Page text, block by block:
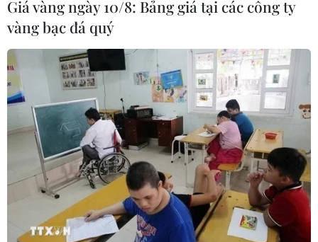
10/10/2022 12:33
Năm nước gồm Maldives, Tuvalu, quần đảo Marshall,
Nauru và Kiribati có thể trở thành nơi không thể sinh
sống được vào năm 2100, khiến 600.000 người dân
các nước này phải đi tị nạn liên quan khí hậu.
Giá vàng ngày 10/8: Bảng giá tại các công ty
vàng bạc đá quý